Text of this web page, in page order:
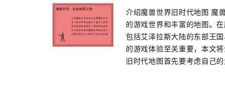
介绍魔兽世界旧时代地图 魔
的游戏世界和丰富的地图。
包括艾泽拉斯大陆的东部王
的游戏体验至关重要，本文
旧时代地图首先要考虑自己